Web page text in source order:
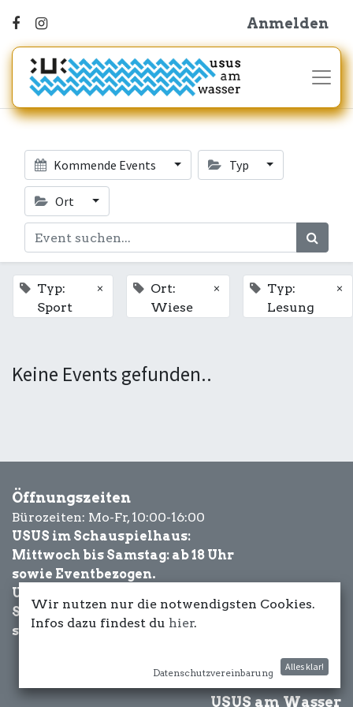
Anmelden
Kommende Events Typ
Ort
Typ:
Sport
×
Ort:
Wiese
×
Typ:
Lesung
×
Keine Events gefunden..
Öffnungszeiten
Bürozeiten: Mo-Fr, 10:00-16:00
USUS im Schauspielhaus:
Mittwoch bis Samstag: ab 18 Uhr
sowie Eventbezogen.
USUS am Wasser:
Schönwetter-
sowie Eventbezogen.
USUS am Wasser
Wir nutzen nur die notwendigsten Cookies.
Infos dazu findest du hier.
Datenschutzvereinbarung
Alles klar!